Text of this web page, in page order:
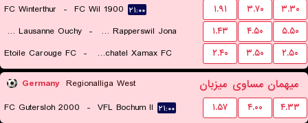
FC Winterthur - FC Wil 1900 ۲۱:۰۰ ۱.۹۱ ۳.۷۰
۳.۳۰
FC Stade Lausanne Ouchy
- FC Rapperswil Jona
۲۱:۰۰
۱.۴۳ ۴.۵۰
۵.۵۰
Etoile Carouge FC - Neuchatel Xamax FC
۲۱:۴۵
۲.۴۰ ۳.۵۰ ۲.۵۰
Germany Regionalliga West میزبان مساوی میهمان
FC Gutersloh 2000 - VFL Bochum II ۲۱:۰۰ ۱.۵۷ ۴.۰۰ ۴.۳۳